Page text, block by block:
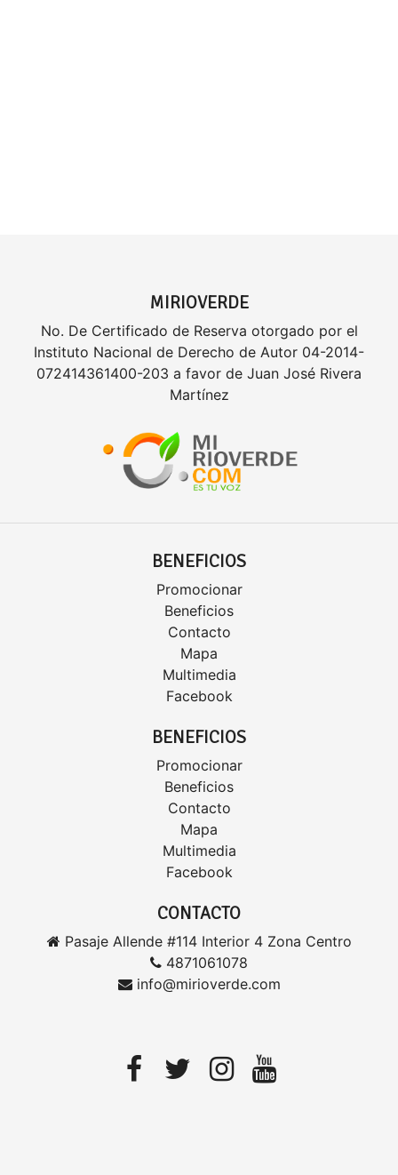
MIRIOVERDE
No. De Certificado de Reserva otorgado por el
Instituto Nacional de Derecho de Autor 04-2014-
072414361400-203 a favor de Juan José Rivera
Martínez
BENEFICIOS
Promocionar
Beneficios
Contacto
Mapa
Multimedia
Facebook
BENEFICIOS
Promocionar
Beneficios
Contacto
Mapa
Multimedia
Facebook
CONTACTO
Pasaje Allende #114 Interior 4 Zona Centro
4871061078
info@mirioverde.com